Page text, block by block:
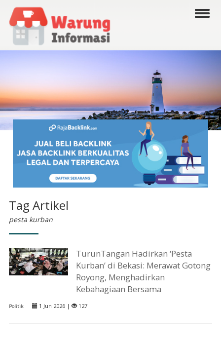
Tag Artikel
pesta kurban
TurunTangan Hadirkan ‘Pesta
Kurban’ di Bekasi: Merawat Gotong
Royong, Menghadirkan
Kebahagiaan Bersama
Politik 1 Jun 2026 | 127